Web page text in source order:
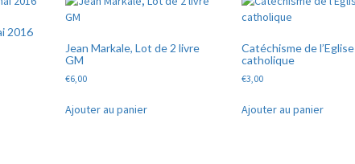
2016
Jean Markale, Lot de 2 livre
GM
€6,00
Ajouter au panier
Catéchisme de l’Eglise
catholique
€3,00
Ajouter au panier